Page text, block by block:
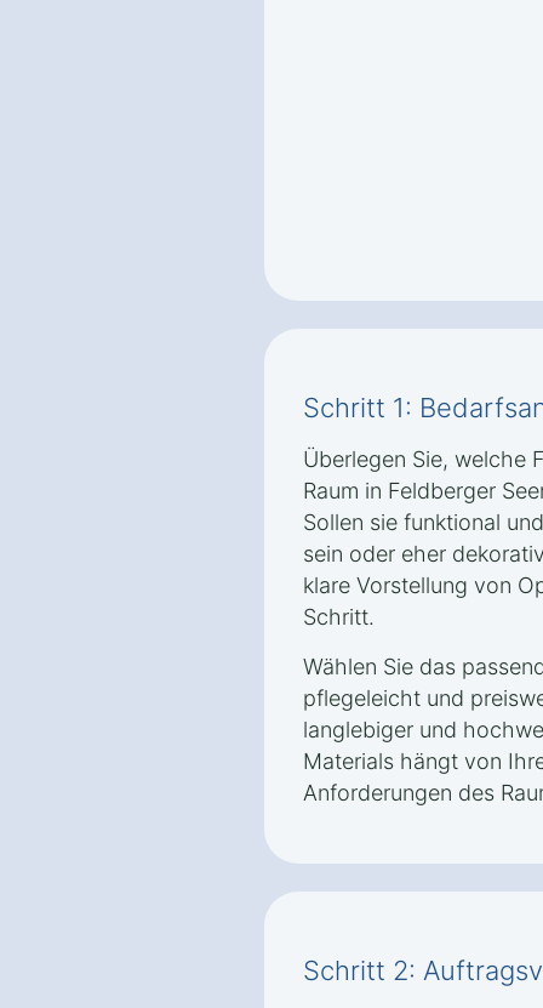
Schritt 1:
Überlegen Sie, welche
Raum in Feldberger
Sollen sie funktional
sein oder eher
klare Vorstellung von
Schritt.
Wählen Sie das
pflegeleicht und
langlebiger und
Materials hängt von
Anforderungen des
Schritt 2: